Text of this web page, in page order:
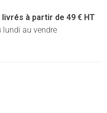
à partir de 49 € HT
lundi au vendre